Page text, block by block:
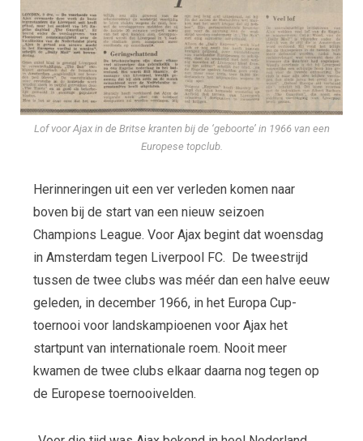
Lof voor Ajax in de Britse kranten bij de ‘geboorte’ in 1966 van een
Europese topclub.
Herinneringen uit een ver verleden komen naar
boven bij de start van een nieuw seizoen
Champions League. Voor Ajax begint dat woensdag
in Amsterdam tegen Liverpool FC. De tweestrijd
tussen de twee clubs was méér dan een halve eeuw
geleden, in december 1966, in het Europa Cup-
toernooi voor landskampioenen voor Ajax het
startpunt van internationale roem. Nooit meer
kwamen de twee clubs elkaar daarna nog tegen op
de Europese toernooivelden.